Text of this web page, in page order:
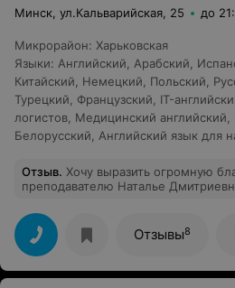
Минск, ул.Кальварийская, 25 до
Микрорайон: Харьковская
Языки: Английский, Арабский,
Китайский, Немецкий, Польский,
Турецкий, Французский, IT-
логистов, Медицинский английский,
Белорусский, Английский язык для
Отзыв. Хочу выразить огромную
преподавателю Наталье
обучению! Максимальное внимание
моментальная обратная связь,
разъяснения и фокус на самых
проходимых темах . Занятия
продуктивно и эффективно. Очень довольна
Отзывы8